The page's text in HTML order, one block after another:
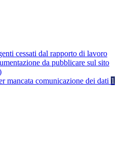
cessati dal rapporto di lavoro
da pubblicare sul sito
mancata comunicazione dei dati 1